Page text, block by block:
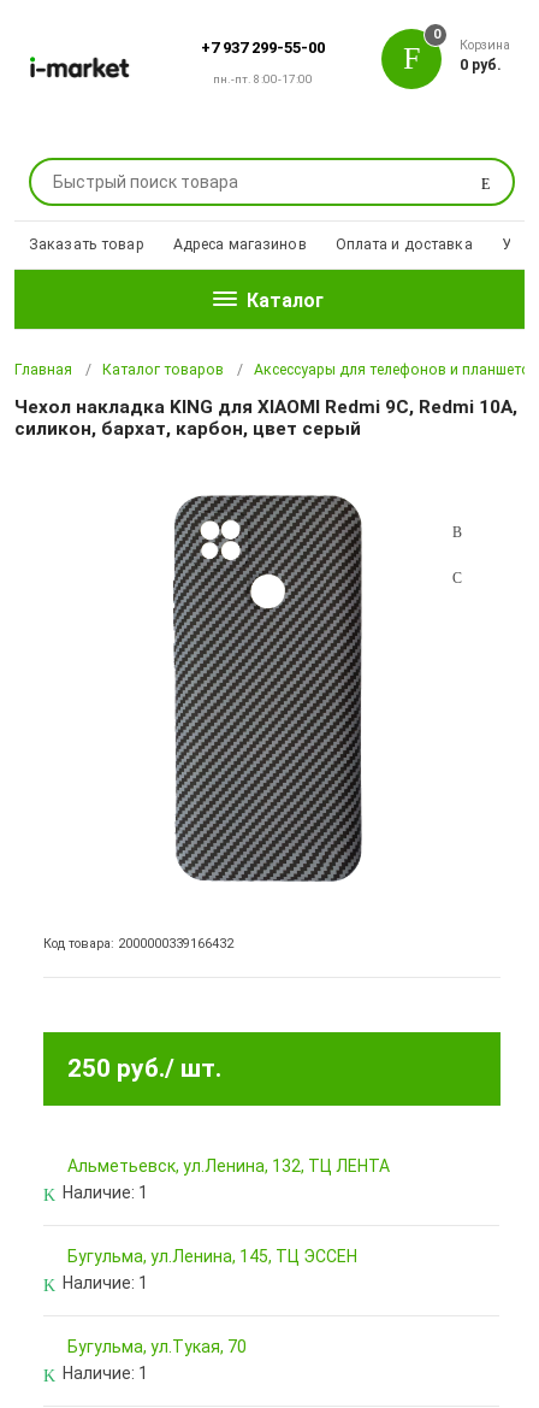
+7 937 299-55-00
пн.-пт. 8:00-17:00
Поиск
0
Корзина
0 руб.
Заказать товар Адреса магазинов Оплата и доставка
Каталог
Главная Каталог товаров Аксессуары для телефонов и планшетов
Чехол накладка KING для XIAOMI Redmi 9C, Redmi 10A,
силикон, бархат, карбон, цвет серый
Код товара: 2000000339166432
250 руб./ шт.
Альметьевск, ул.Ленина, 132, ТЦ ЛЕНТА
Наличие: 1
Бугульма, ул.Ленина, 145, ТЦ ЭССЕН
Наличие: 1
Бугульма, ул.Тукая, 70
Наличие: 1